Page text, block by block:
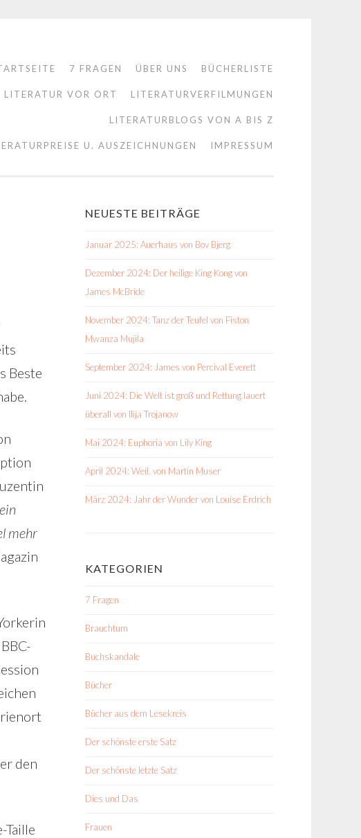
7 FRAGEN ÜBER UNS BÜCHERLISTE
LITERATUR VOR ORT LITERATURVERFILMUNGEN
LITERATURBLOGS VON A BIS Z
U. AUSZEICHNUNGEN IMPRESSUM
Beste
mehr
den
Taille
NEUESTE BEITRÄGE
Januar 2025: Auerhaus von Bov Bjerg
Dezember 2024: Der heilige King Kong von
James McBride
November 2024: Tanz der Teufel von Fiston
Mwanza Mujila
September 2024: James von Percival Everett
Juni 2024: Die Welt ist groß und Rettung lauert
überall von Ilija Trojanow
Mai 2024: Euphoria von Lily King
April 2024: Weil. von Martin Muser
März 2024: Jahr der Wunder von Louise Erdrich
KATEGORIEN
7 Fragen
Brauchtum
Buchskandale
Bücher
Bücher aus dem Lesekreis
Der schönste erste Satz
Der schönste letzte Satz
Dies und Das
Frauen